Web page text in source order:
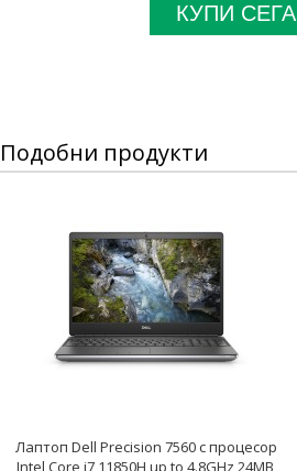
КУПИ СЕГА
Подобни продукти
Лаптоп Dell Precision 7560 с процесор
Intel Core i7 11850H up to 4.8GHz 24MB,